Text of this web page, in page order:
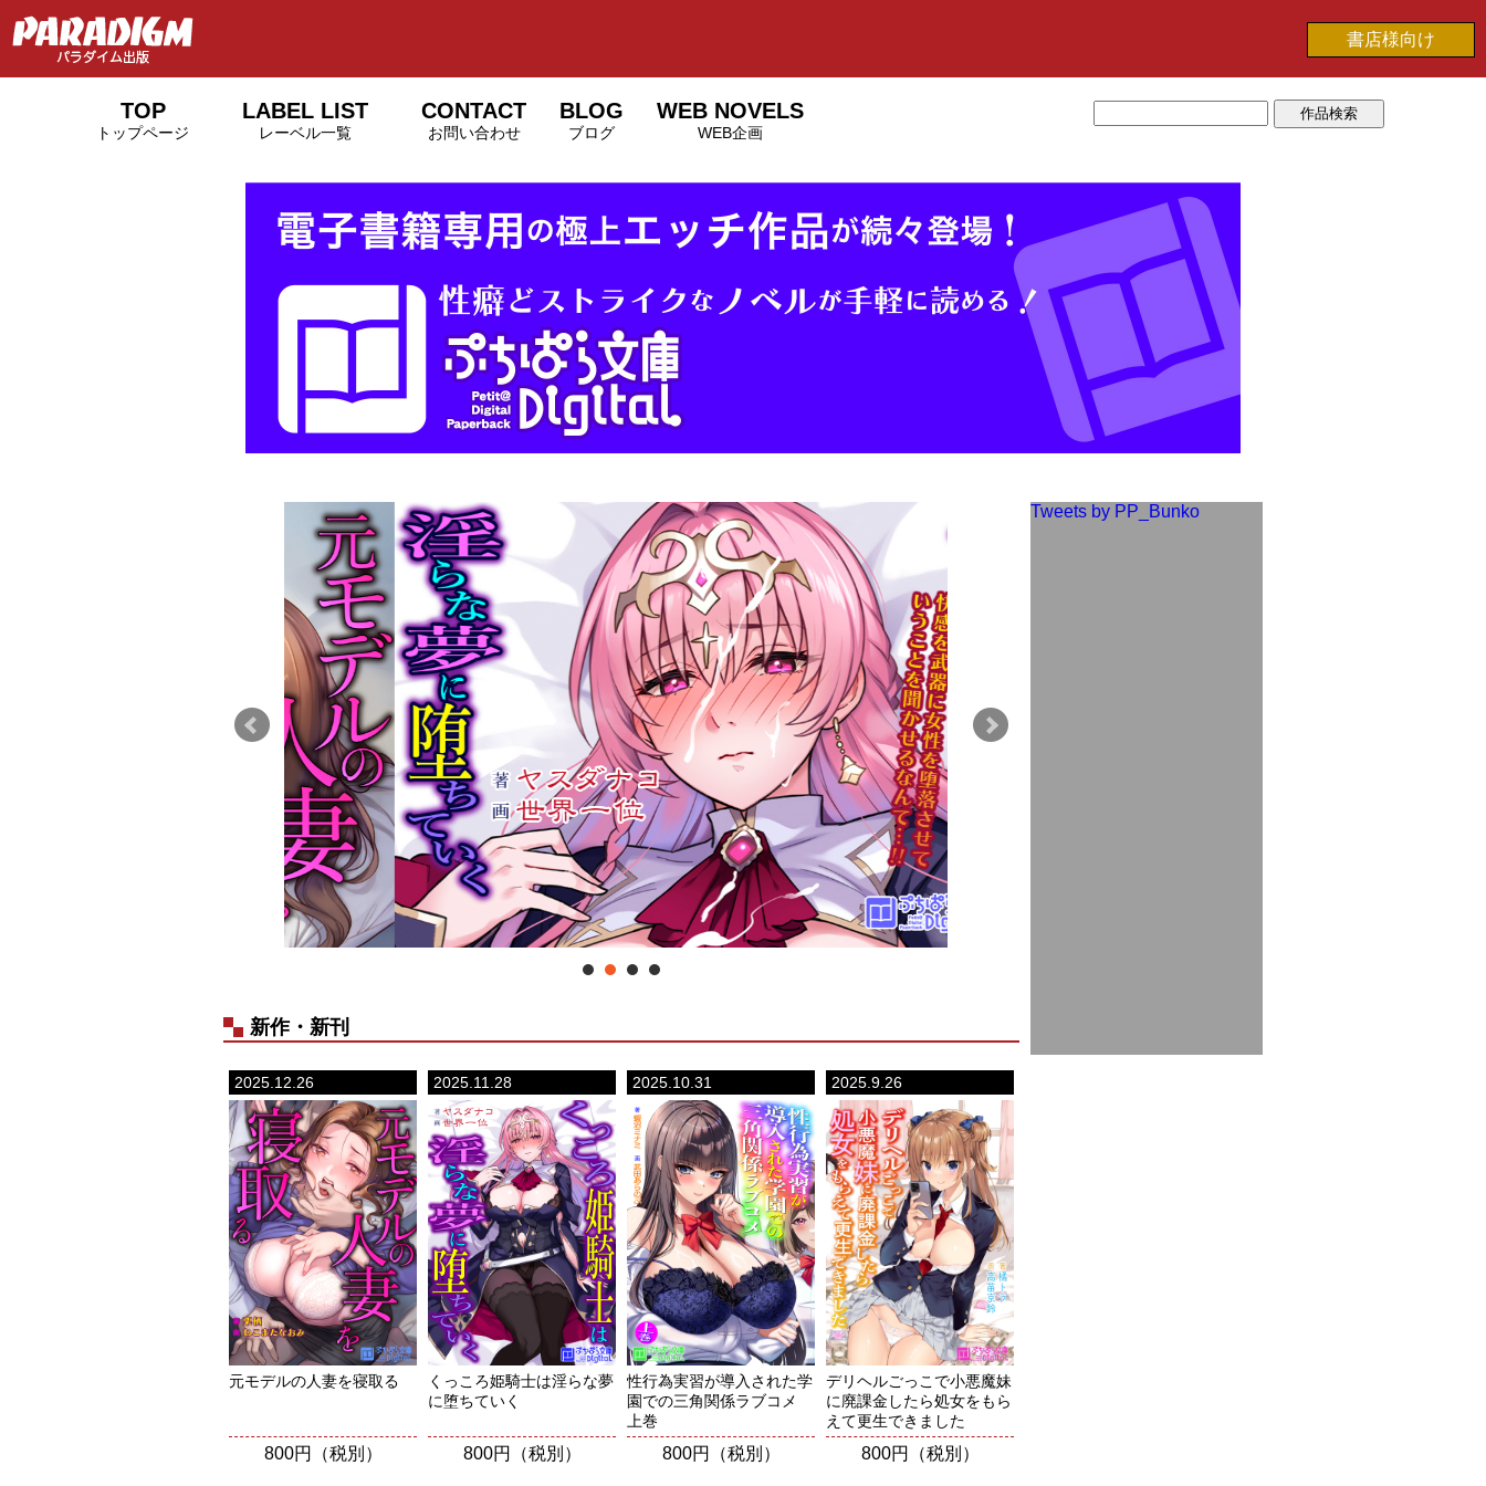
書店様向け
TOP
トップページ
LABEL LIST
レーベル一覧
CONTACT
お問い合わせ
BLOG
ブログ
WEB NOVELS
WEB企画
新作・新刊
2025.12.26
元モデルの人妻を寝取る
800円（税別）
2025.11.28
くっころ姫騎士は淫らな夢
に堕ちていく
800円（税別）
2025.10.31
性行為実習が導入された学
園での三角関係ラブコメ
上巻
800円（税別）
2025.9.26
デリヘルごっこで小悪魔妹
に廃課金したら処女をもら
えて更生できました
800円（税別）
Tweets by PP_Bunko